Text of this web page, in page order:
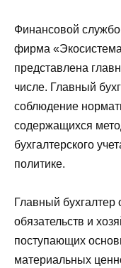
Финансовой
фирма
представлена
числе. Главный
соблюдение
содержащихся
бухгалтерского
политике.
Главный бухгалтер
обязательств и
поступающих
материальных